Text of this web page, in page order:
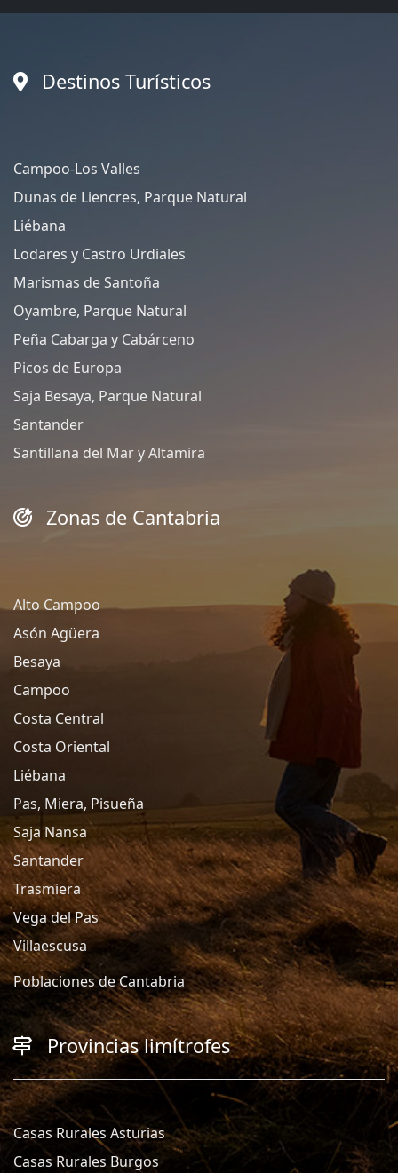
Destinos Turísticos
Campoo-Los Valles
Dunas de Liencres, Parque Natural
Liébana
Lodares y Castro Urdiales
Marismas de Santoña
Oyambre, Parque Natural
Peña Cabarga y Cabárceno
Picos de Europa
Saja Besaya, Parque Natural
Santander
Santillana del Mar y Altamira
Zonas de Cantabria
Alto Campoo
Asón Agüera
Besaya
Campoo
Costa Central
Costa Oriental
Liébana
Pas, Miera, Pisueña
Saja Nansa
Santander
Trasmiera
Vega del Pas
Villaescusa
Poblaciones de Cantabria
Provincias limítrofes
Casas Rurales Asturias
Casas Rurales Burgos